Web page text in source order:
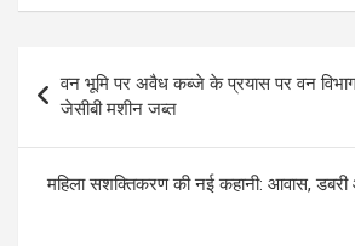
ce
b
o
o
k
se
g
er
at
A
p
p
e
a
m
navigation
वन भूमि पर अवैध कब्जे के प्रयास पर वन विभाग
जेसीबी मशीन जब्त
महिला सशक्तिकरण की नई कहानी: आवास,